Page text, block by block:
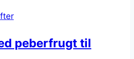
peberfrugt til